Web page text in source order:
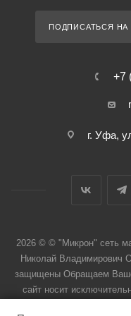
ПОДПИСАТЬСЯ НА
+7
г. Уфа,
2026 © © "Микрон" сеть
Николай Владимирович
защищены Обращаем Ваше
сайт носит